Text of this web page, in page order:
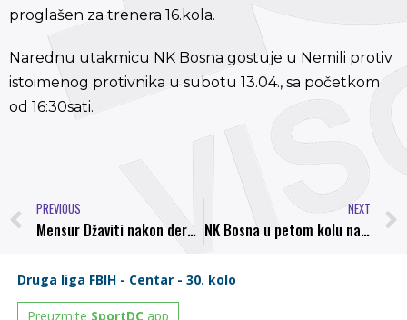
proglašen za trenera 16.kola.
Narednu utakmicu NK Bosna gostuje u Nemili protiv
istoimenog protivnika u subotu 13.04., sa početkom
od 16:30sati.
PREVIOUS
Mensur Džaviti nakon derbija sa Famosom: Igrači su odigrali po meni do sad najbolju utakmicu
NEXT
NK Bosna u petom kolu nastavka prvenstva gostuje u Nemili